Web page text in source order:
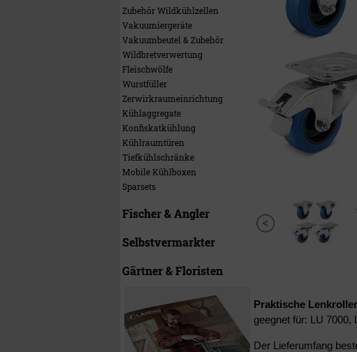
Zubehör Wildkühlzellen
Vakuumiergeräte
Vakuumbeutel & Zubehör
Wildbretverwertung
Fleischwölfe
Wurstfüller
Zerwirkraumeinrichtung
Kühlaggregate
Konfiskatkühlung
Kühlraumtüren
Tiefkühlschränke
Mobile Kühlboxen
Sparsets
Fischer & Angler
Selbstvermarkter
Gärtner & Floristen
Praktische
geegnet für: LU 7000,
Der Lieferumfang